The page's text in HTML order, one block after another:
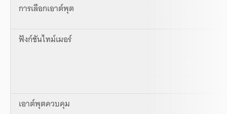
การเลือกเอาต์พุต
ฟังก์ชันไทม์เมอร์
เอาต์พุตควบคุม